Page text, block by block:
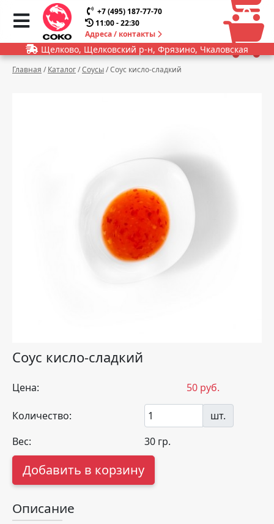
+7 (495) 187-77-70
11:00 - 22:30
Адреса / контакты
0
0
Щелково, Щелковский р-н, Фрязино, Чкаловская
Главная / Каталог/Соусы/Соус кисло-сладкий
Соус кисло-сладкий
Цена: 50 руб.
Количество:
шт.
Вес:
30 гр.
Добавить в корзину
Описание